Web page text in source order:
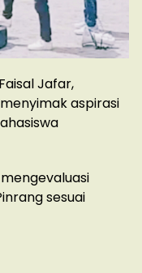
Jafar,
aspirasi
sesuai